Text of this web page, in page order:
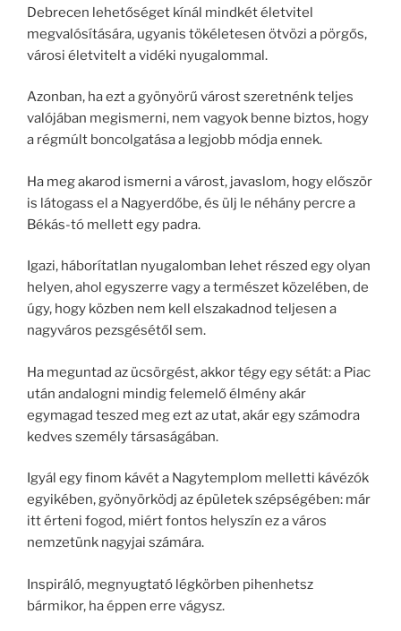
Debrecen lehetőséget kínál mindkét életvitel
megvalósítására, ugyanis tökéletesen ötvözi a pörgős,
városi életvitelt a vidéki nyugalommal.
Azonban, ha ezt a gyönyörű várost szeretnénk teljes
valójában megismerni, nem vagyok benne biztos, hogy
a régmúlt boncolgatása a legjobb módja ennek.
Ha meg akarod ismerni a várost, javaslom, hogy először
is látogass el a Nagyerdőbe, és ülj le néhány percre a
Békás-tó mellett egy padra.
Igazi, háborítatlan nyugalomban lehet részed egy olyan
helyen, ahol egyszerre vagy a természet közelében, de
úgy, hogy közben nem kell elszakadnod teljesen a
nagyváros pezsgésétől sem.
Ha meguntad az ücsörgést, akkor tégy egy sétát: a Piac
után andalogni mindig felemelő élmény akár
egymagad teszed meg ezt az utat, akár egy számodra
kedves személy társaságában.
Igyál egy finom kávét a Nagytemplom melletti kávézók
egyikében, gyönyörködj az épületek szépségében: már
itt érteni fogod, miért fontos helyszín ez a város
nemzetünk nagyjai számára.
Inspiráló, megnyugtató légkörben pihenhetsz
bármikor, ha éppen erre vágysz.